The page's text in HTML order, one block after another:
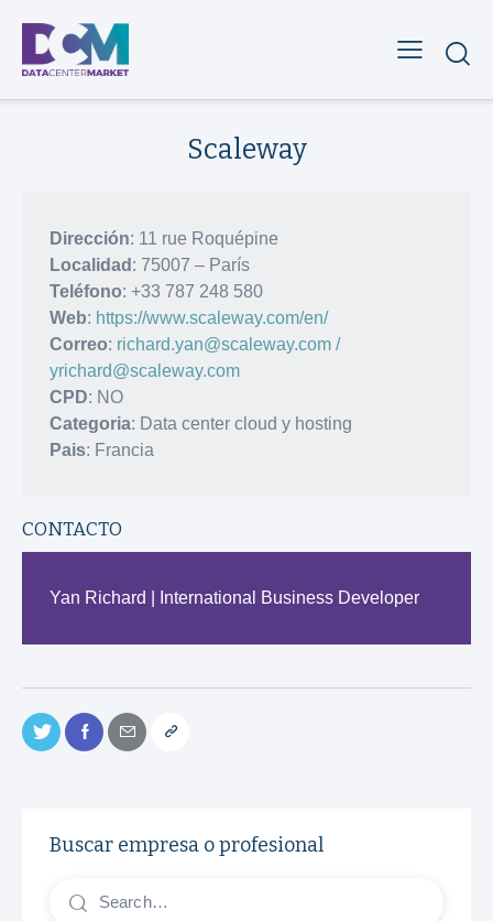
Scaleway
Dirección: 11 rue Roquépine
Localidad : 75007 – París
Teléfono: +33 787 248 580
Web: https://www.scaleway.com/en/
Correo: richard.yan@scaleway.com /
yrichard@scaleway.com
CPD: NO
Categoria: Data center cloud y hosting
Pais: Francia
CONTACTO
Yan Richard | International Business Developer
Buscar empresa o profesional